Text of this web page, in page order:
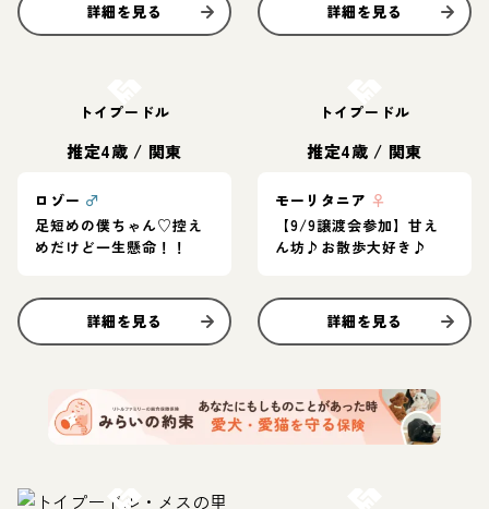
詳細を見る 詳細を見る
トイプードル
推定4歳 / 関東
ロゾー ♂
足短めの僕ちゃん♡控え
めだけど一生懸命！！
詳細を見る
トイプードル
推定4歳 / 関東
モーリタニア ♀
【9/9譲渡会参加】甘え
ん坊♪お散歩大好き♪
詳細を見る